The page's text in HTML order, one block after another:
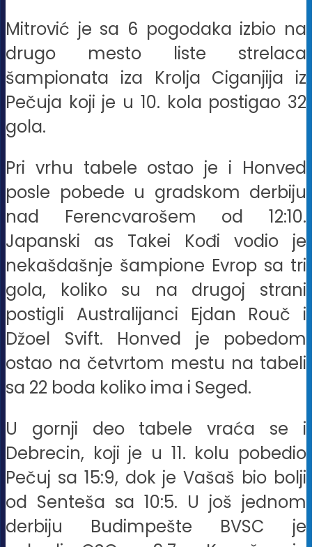
Mitrović je sa 6 pogodaka izbio na
drugo mesto liste strelaca
šampionata iza Krolja Ciganjija iz
Pečuja koji je u 10. kola postigao 32
gola.
Pri vrhu tabele ostao je i Honved
posle pobede u gradskom derbiju
nad Ferencvarošem od 12:10.
Japanski as Takei Kođi vodio je
nekašdašnje šampione Evrop sa tri
gola, koliko su na drugoj strani
postigli Australijanci Ejdan Rouč i
Džoel Svift. Honved je pobedom
ostao na četvrtom mestu na tabeli
sa 22 boda koliko ima i Seged.
U gornji deo tabele vraća se i
Debrecin, koji je u 11. kolu pobedio
Pečuj sa 15:9, dok je Vašaš bio bolji
od Senteša sa 10:5. U još jednom
derbiju Budimpešte BVSC je